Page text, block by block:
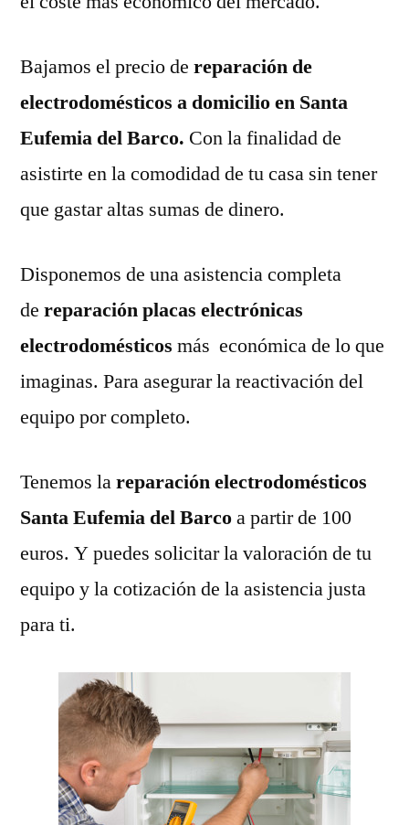
Bajamos el precio de reparación de
electrodomésticos a domicilio en Santa
Eufemia del Barco. Con la finalidad de
asistirte en la comodidad de tu casa sin tener
que gastar altas sumas de dinero.
Disponemos de una asistencia completa
de reparación placas electrónicas
electrodomésticos más económica de lo que
imaginas. Para asegurar la reactivación del
equipo por completo.
Tenemos lareparación electrodomésticos
Santa Eufemia del Barcoa partir de 100
euros. Y puedes solicitar la valoración de tu
equipo y la cotización de la asistencia justa
para ti.